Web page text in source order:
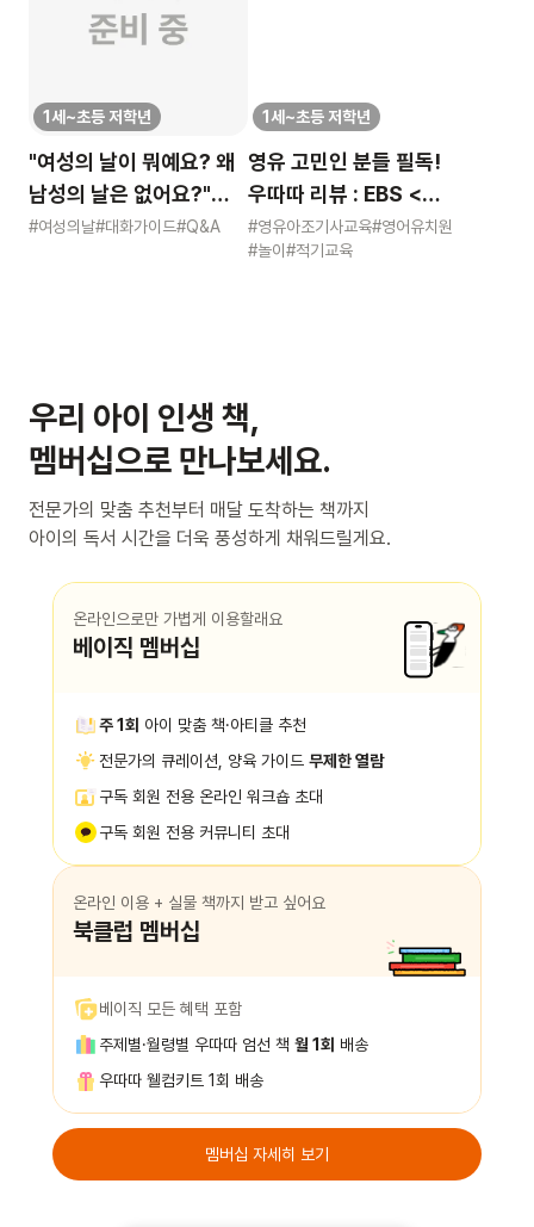
1세~초등 저학년
"여성의 날이 뭐예요? 왜
남성의 날은 없어요?"
묻는 어린이에게 이렇게
#여성의날#대화가이드#Q&A
1세~초등 저학년
영유 고민인 분들 필독!
우따따 리뷰 : EBS <
영유아 사교육 보고서>
#영유아조기사교육#영어유치원
#놀이 #적기교육
우리 아이 인생 책,
멤버십으로 만나보세요.
전문가의 맞춤 추천부터 매달 도착하는 책까지
아이의 독서 시간을 더욱 풍성하게 채워드릴게요.
온라인으로만 가볍게 이용할래요
베이직 멤버십
주 1회 아이 맞춤 책·아티클 추천
전문가의 큐레이션, 양육 가이드 무제한 열람
구독 회원 전용 온라인 워크숍 초대
구독 회원 전용 커뮤니티 초대
온라인 이용 + 실물 책까지 받고 싶어요
북클럽 멤버십
베이직 모든 혜택 포함
주제별·월령별 우따따 엄선 책 월 1회 배송
우따따 웰컴키트 1회 배송
멤버십 자세히 보기